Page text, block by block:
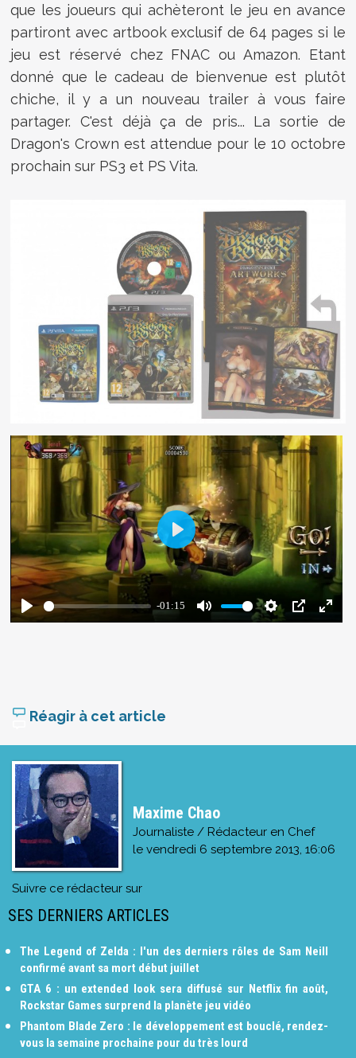
que les joueurs qui achèteront le jeu en avance
partiront avec artbook exclusif de 64 pages si le
jeu est réservé chez FNAC ou Amazon. Etant
donné que le cadeau de bienvenue est plutôt
chiche, il y a un nouveau trailer à vous faire
partager. C'est déjà ça de pris... La sortie de
Dragon's Crown est attendue pour le 10 octobre
prochain sur PS3 et PS Vita.
Réagir à cet article
Maxime Chao
Journaliste / Rédacteur en Chef
le vendredi 6 septembre 2013, 16:06
Suivre ce rédacteur sur
SES DERNIERS ARTICLES
The Legend of Zelda : l'un des derniers rôles de Sam Neill
confirmé avant sa mort début juillet
GTA 6 : un extended look sera diffusé sur Netflix fin août,
Rockstar Games surprend la planète jeu vidéo
Phantom Blade Zero : le développement est bouclé, rendez-
vous la semaine prochaine pour du très lourd